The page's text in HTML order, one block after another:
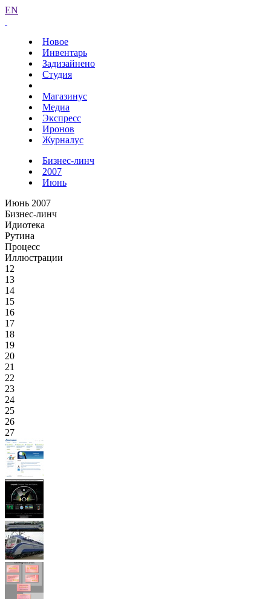
EN
Новое
Инвентарь
Задизайнено
Студия
Магазинус
Медиа
Экспресс
Иронов
Журналус
Бизнес-линч
2007
Июнь
Июнь 2007
Бизнес-линч
Идиотека
Рутина
Процесс
Иллюстрации
12
13
14
15
16
17
18
19
20
21
22
23
24
25
26
27